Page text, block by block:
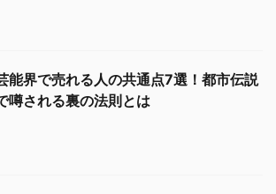
能界で売れる人の共通点7選！都市伝説
噂される裏の法則とは